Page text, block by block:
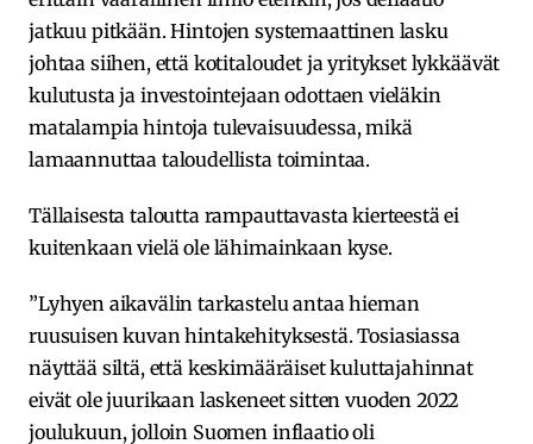
jatkuu pitkään. Hintojen systemaattinen lasku
johtaa siihen, että kotitaloudet ja yritykset lykkäävät
kulutusta ja investointejaan odottaen vieläkin
matalampia hintoja tulevaisuudessa, mikä
lamaannuttaa taloudellista toimintaa.
Tällaisesta taloutta rampauttavasta kierteestä ei
kuitenkaan vielä ole lähimainkaan kyse.
”Lyhyen aikavälin tarkastelu antaa hieman
ruusuisen kuvan hintakehityksestä. Tosiasiassa
näyttää siltä, että keskimääräiset kuluttajahinnat
eivät ole juurikaan laskeneet sitten vuoden 2022
joulukuun, jolloin Suomen inflaatio oli